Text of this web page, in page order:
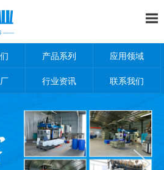
产品系列 应用领域
行业资讯 联系我们